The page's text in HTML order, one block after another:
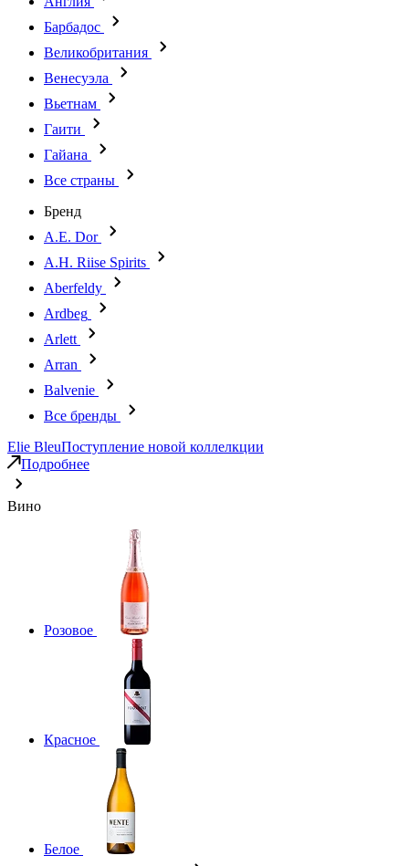
Барбадос
Великобритания
Венесуэла
Вьетнам
Гаити
Гайана
Все страны
Бренд
A.E. Dor
A.H. Riise Spirits
Aberfeldy
Ardbeg
Arlett
Arran
Balvenie
Все бренды
Elie BleuПоступление новой коллелкции
Подробнее
Вино
Розовое
Красное
Белое